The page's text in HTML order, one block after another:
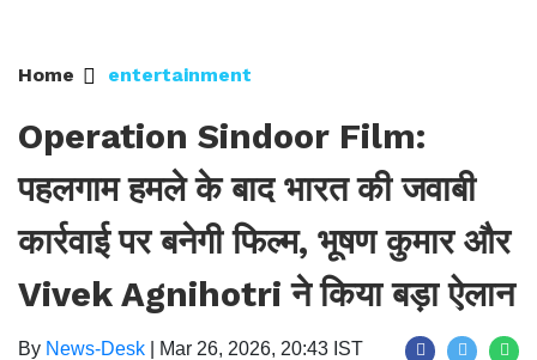
Home entertainment
Operation Sindoor Film:
पहलगाम हमले के बाद भारत की जवाबी
कार्रवाई पर बनेगी फिल्म, भूषण कुमार और
Vivek Agnihotri ने किया बड़ा ऐलान
By News-Desk Mar 26, 2026, 20:43 IST